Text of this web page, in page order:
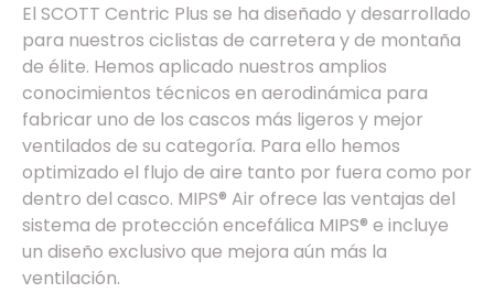
El SCOTT Centric Plus se ha diseñado y desarrollado
para nuestros ciclistas de carretera y de montaña
de élite. Hemos aplicado nuestros amplios
conocimientos técnicos en aerodinámica para
fabricar uno de los cascos más ligeros y mejor
ventilados de su categoría. Para ello hemos
optimizado el flujo de aire tanto por fuera como por
dentro del casco. MIPS® Air ofrece las ventajas del
sistema de protección encefálica MIPS® e incluye
un diseño exclusivo que mejora aún más la
ventilación.